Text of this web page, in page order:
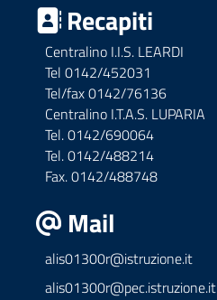
Recapiti
Centralino I.I.S. LEARDI
Tel 0142/452031
Tel/fax 0142/76136
Centralino I.T.A.S. LUPARIA
Tel. 0142/690064
Tel. 0142/488214
Fax. 0142/488748
Mail
alis01300r@istruzione.it
alis01300r@pec.istruzione.it